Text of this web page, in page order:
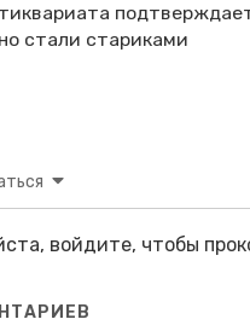
стали стариками
войдите, чтобы